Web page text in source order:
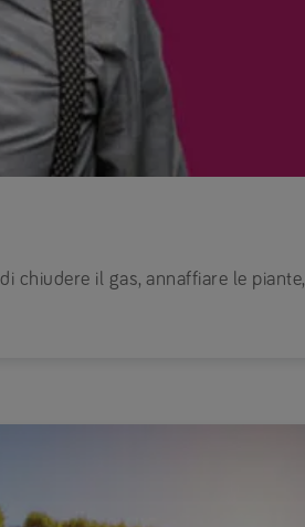
chiudere il gas, annaffiare le piante,